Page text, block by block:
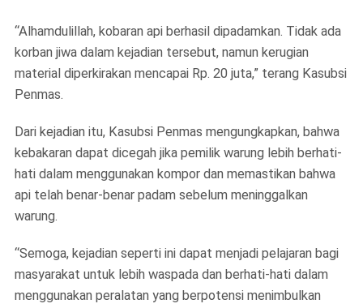
“Alhamdulillah, kobaran api berhasil dipadamkan. Tidak ada
korban jiwa dalam kejadian tersebut, namun kerugian
material diperkirakan mencapai Rp. 20 juta,” terang Kasubsi
Penmas.
Dari kejadian itu, Kasubsi Penmas mengungkapkan, bahwa
kebakaran dapat dicegah jika pemilik warung lebih berhati-
hati dalam menggunakan kompor dan memastikan bahwa
api telah benar-benar padam sebelum meninggalkan
warung.
“Semoga, kejadian seperti ini dapat menjadi pelajaran bagi
masyarakat untuk lebih waspada dan berhati-hati dalam
menggunakan peralatan yang berpotensi menimbulkan